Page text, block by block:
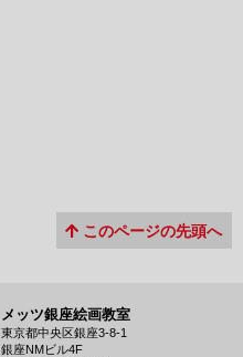
このページの先頭へ
メッツ銀座絵画教室
東京都中央区銀座3-8-1
銀座NMビル4F